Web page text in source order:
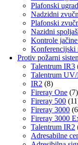
Plafonski
Nadzidni
Plafonski
Nazidni
Kontrole
Konferencijski
Protiv požarni
Talentrum IR3
Talentrum
IR2 (8)
Fireray One (7)
Fireray 500
Fireray 3000
Fireray 3000
Talentrum IR2
Adresabilne